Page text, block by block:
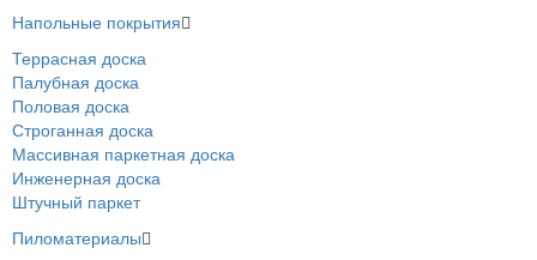
Напольные покрытия
Террасная доска
Палубная доска
Половая доска
Строганная доска
Массивная паркетная доска
Инженерная доска
Штучный паркет
Пиломатериалы